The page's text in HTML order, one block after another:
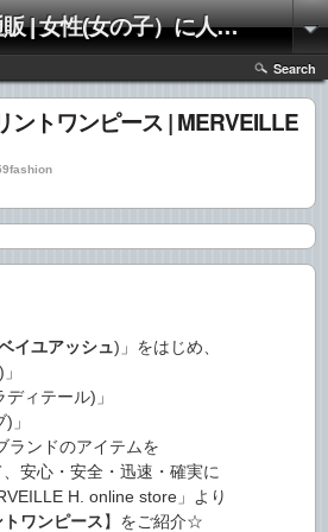
）に人気のファッションの通販 | 情報
Search
ントワンピース | MERVEILLE
イユアッシュ)」をはじめ、
ディテール)」
」
ランドのアイテムを
、安心・安全・迅速・確実に
H. online store」より
ワンピース】をご紹介☆